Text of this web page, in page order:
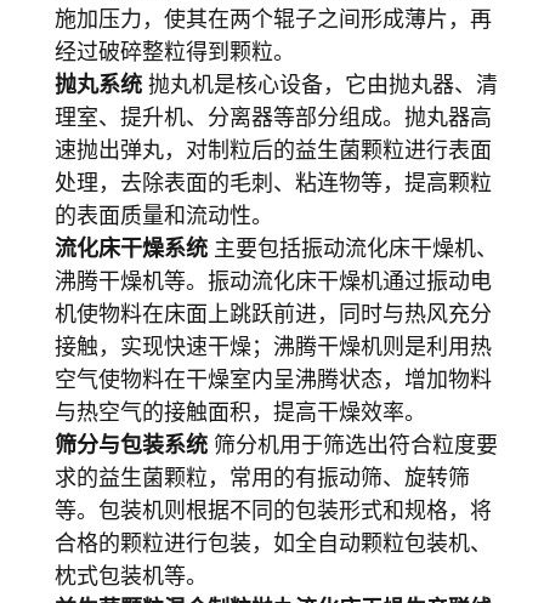
施加压力，使其在两个辊子之间形成薄片，再
经过破碎整粒得到颗粒。
抛丸系统 抛丸机是核心设备，它由抛丸器、清
理室、提升机、分离器等部分组成。抛丸器高
速抛出弹丸，对制粒后的益生菌颗粒进行表面
处理，去除表面的毛刺、粘连物等，提高颗粒
的表面质量和流动性。
流化床干燥系统 主要包括振动流化床干燥机、
沸腾干燥机等。振动流化床干燥机通过振动电
机使物料在床面上跳跃前进，同时与热风充分
接触，实现快速干燥；沸腾干燥机则是利用热
空气使物料在干燥室内呈沸腾状态，增加物料
与热空气的接触面积，提高干燥效率。
筛分与包装系统 筛分机用于筛选出符合粒度要
求的益生菌颗粒，常用的有振动筛、旋转筛
等。包装机则根据不同的包装形式和规格，将
合格的颗粒进行包装，如全自动颗粒包装机、
枕式包装机等。